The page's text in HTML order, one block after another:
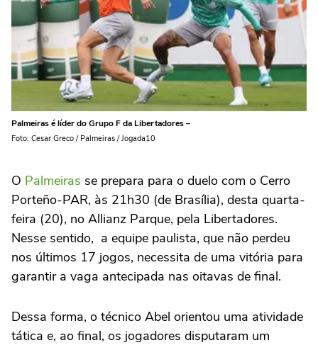
Palmeiras é líder do Grupo F da Libertadores –
Foto: Cesar Greco / Palmeiras / Jogada10
O Palmeiras se prepara para o duelo com o Cerro
Porteño-PAR, às 21h30 (de Brasília), desta quarta-
feira (20), no Allianz Parque, pela Libertadores.
Nesse sentido, a equipe paulista, que não perdeu
nos últimos 17 jogos, necessita de uma vitória para
garantir a vaga antecipada nas oitavas de final.
Dessa forma, o técnico Abel orientou uma atividade
tática e, ao final, os jogadores disputaram um